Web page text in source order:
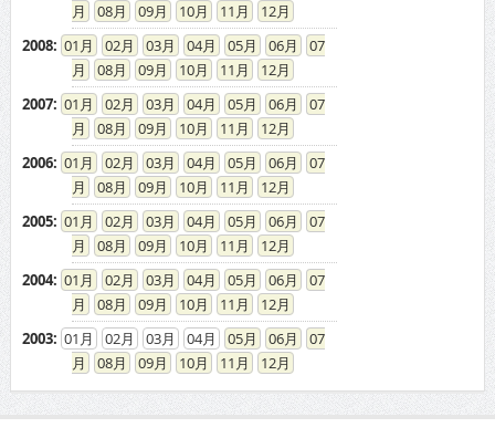
08
09 10 11
12
2008: 01 02 03 04 05 06
07
08
09 10 11
12
2007: 01 02 03 04 05 06
07
08
09 10 11
12
2006: 01 02 03 04 05 06
07
08
09 10 11
12
2005: 01 02 03 04 05 06
07
08
09 10 11
12
2004: 01 02 03 04 05 06
07
08
09 10 11
12
2003: 01 02 03 04 05 06
07
08
09 10 11 12